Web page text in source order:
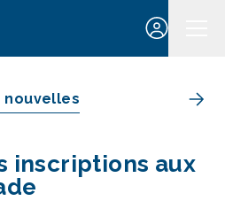
nouvelles
inscriptions aux